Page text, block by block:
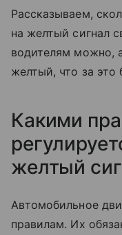
Рассказываем,
на желтый сигнал
водителям можно,
желтый, что за это
Какими
желтый
Автомобильное
правилам. Их